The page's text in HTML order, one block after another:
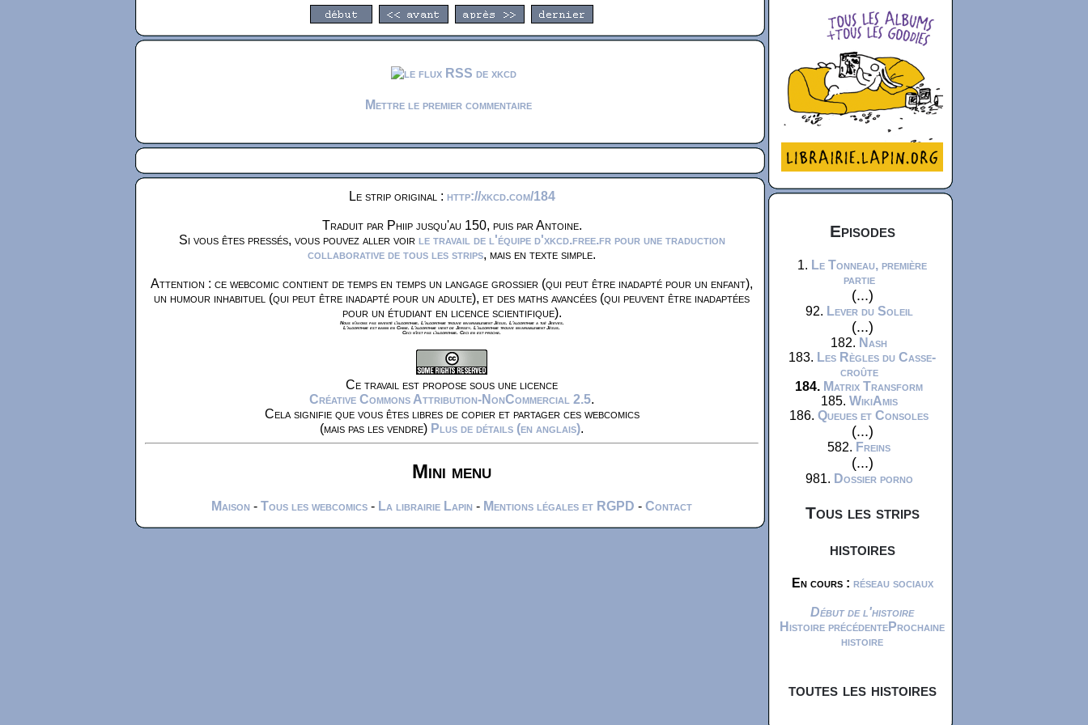
Mettre le premier commentaire
Le strip original : http://xkcd.com/184
Traduit par Phiip jusqu'au 150, puis par Antoine.
Si vous êtes pressés, vous pouvez aller voir le travail de l'équipe d'xkcd.free.fr pour une traduction
collaborative de tous les strips, mais en texte simple.
Attention : ce webcomic contient de temps en temps un langage grossier (qui peut être inadapté pour un enfant),
un humour inhabituel (qui peut être inadapté pour un adulte), et des maths avancées (qui peuvent être inadaptées
pour un étudiant en licence scientifique).
Nous n'avons pas inventé l'algorithme. L'algorithme trouve invariablement Jésus. L'algorithme a tué Jeeves.
L'algorithme est banni en Chine. L'algorithme vient de Jersey. L'algorithme trouve invariablement Jésus.
Ceci n'est pas l'algorithme. Ceci en est proche.
Ce travail est propose sous une licence
Créative Commons Attribution-NonCommercial 2.5.
Cela signifie que vous êtes libres de copier et partager ces webcomics
(mais pas les vendre) Plus de détails (en anglais).
Mini menu
Maison - Tous les webcomics - La librairie Lapin - Mentions légales et RGPD - Contact
Episodes
1. Le Tonneau, première
partie
(...)
92. Lever du Soleil
(...)
182. Nash
183. Les Règles du Casse-
croûte
184. Matrix Transform
185. WikiAmis
186. Queues et Consoles
(...)
582. Freins
(...)
981. Dossier porno
Tous les strips
histoires
En cours : réseau sociaux
Début de l'histoire
Histoire précédenteProchaine
histoire
toutes les histoires